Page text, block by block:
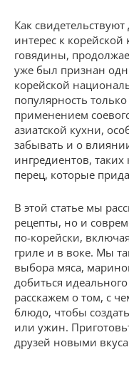
Как
интерес к
говядины,
уже был признан
корейской
популярность
применением
азиатской кухни,
забывать и о
ингредиентов,
перец, которые
В этой статье мы
рецепты, но и
по-корейски,
гриле и в воке. Мы
выбора мяса,
добиться
расскажем о том, с
блюдо, чтобы
или ужин.
друзей новыми